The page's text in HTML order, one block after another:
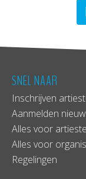
SNEL NAAR
Inschrijven
Aanmelden
Alles voor
Alles voor
Regelingen